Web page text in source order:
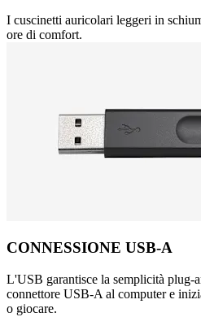
I cuscinetti auricolari leggeri in
ore di comfort.
CONNESSIONE USB-A
L'USB garantisce la semplicità plug-
connettore USB-A al computer e
o giocare.